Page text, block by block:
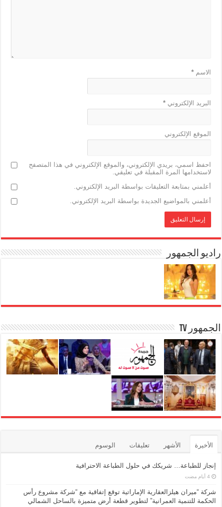
الاسم*
البريد الإلكتروني*
الموقع الإلكتروني
احفظ اسمي، بريدي الإلكتروني، والموقع الإلكتروني في هذا المتصفح
لاستخدامها المرة المقبلة في تعليقي.
أعلمني بمتابعة التعليقات بواسطة البريد الإلكتروني.
أعلمني بالمواضيع الجديدة بواسطة البريد الإلكتروني.
راديو الجمهور
الجمهور TV
الأخيرة الأشهر تعليقات الوسوم
إنجاز للطباعة… شريكك في حلول الطباعة الاحترافية
شركة “ميران هيلزالعقارية الإماراتية توقع إتفاقية مع “شركة مشروع رأس
الحكمة للتنمية العمرانية” لتطوير قطعة أرض متميزة بالساحل الشمالي